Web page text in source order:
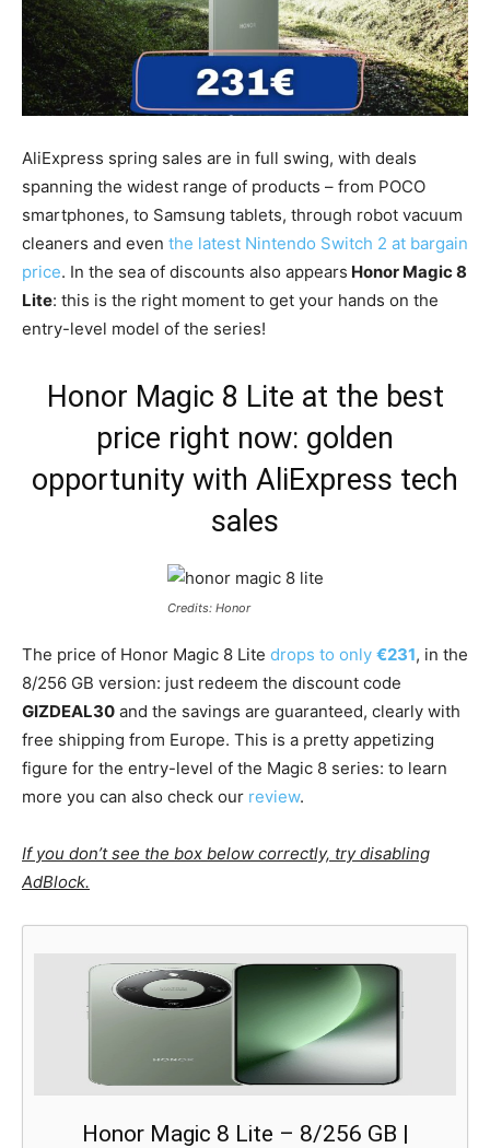
AliExpress spring sales are in full swing, with deals
spanning the widest range of products – from POCO
smartphones, to Samsung tablets, through robot vacuum
cleaners and even the latest Nintendo Switch 2 at bargain
price. In the sea of discounts also appears Honor Magic 8
Lite: this is the right moment to get your hands on the
entry-level model of the series!
Honor Magic 8 Lite at the best
price right now: golden
opportunity with AliExpress tech
sales
Credits: Honor
The price of Honor Magic 8 Lite drops to only €231, in the
8/256 GB version: just redeem the discount code
GIZDEAL30 and the savings are guaranteed, clearly with
free shipping from Europe. This is a pretty appetizing
figure for the entry-level of the Magic 8 series: to learn
more you can also check our review.
If you don’t see the box below correctly, try disabling
AdBlock.
Honor Magic 8 Lite – 8/256 GB |